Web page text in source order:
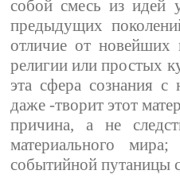
собой смесь из идей
предыдущих
отличие от
религии или простых
эта сфера сознания
даже -творит этот
причина, а не
материального
событийной путаницы